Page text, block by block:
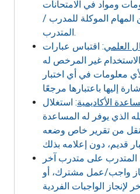
ومواد في الامتحانات
المهام الموكلة للمدرب /
المتدرب.
العلمي: اقتباس عبارات
غير المرخص له
معلومات في أي اختبار
الأكاديمية: استغلال
الذي يوفر له المساعدة
ينقل من تقرير خاص وضعه
المتدرب على متدرب آخر
واجب/عمل مشترك، أو